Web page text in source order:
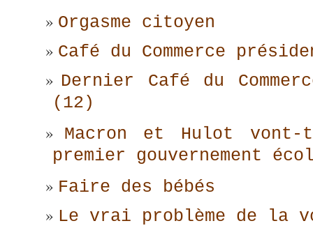
Orgasme citoyen
Café du Commerce
Dernier Café du
(12)
Macron et Hulot
premier gouvernement
Faire des bébés
Le vrai problème de la